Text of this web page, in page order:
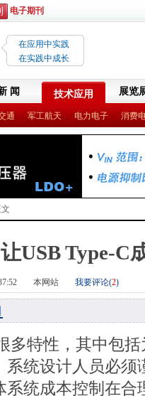
电子期刊
在应用中实践
在实践中成长
闻 技术应用 展览
通 军工航天 电力电子 消费
USB Type-C
本网站 我要评论(2)
多特性，其中包
系统设计人员必须
系统成本控制在合